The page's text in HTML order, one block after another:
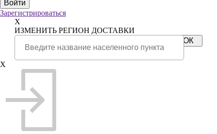
Зарегистрироваться
X
ИЗМЕНИТЬ РЕГИОН ДОСТАВКИ
X